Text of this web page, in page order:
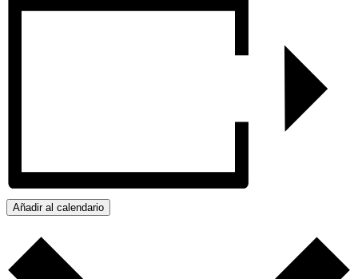
Añadir al calendario